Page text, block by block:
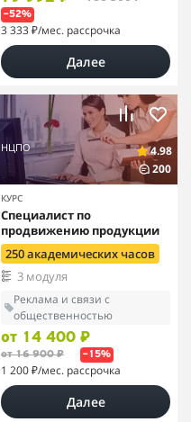
–52%
3 333 ₽/мес. рассрочка
Далее
НЦПО
4.98
200
КУРС
Специалист по
продвижению продукции
250 академических часов
3 модуля
Реклама и связи с
общественностью
от 14 400 ₽
от 16 900 ₽ –15%
1 200 ₽/мес. рассрочка
Далее